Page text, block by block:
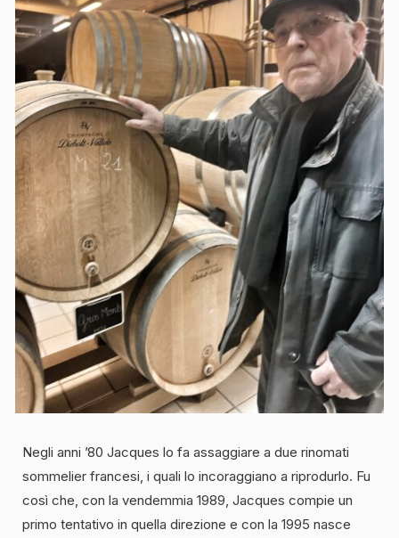
Negli anni ’80 Jacques lo fa assaggiare a due rinomati
sommelier francesi, i quali lo incoraggiano a riprodurlo. Fu
così che, con la vendemmia 1989, Jacques compie un
primo tentativo in quella direzione e con la 1995 nasce